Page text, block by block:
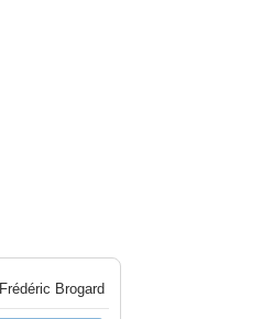
Frédéric Brogard